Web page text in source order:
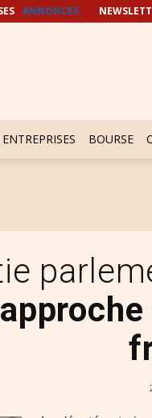
ANNONCES
ENTREPRISES BOURSE